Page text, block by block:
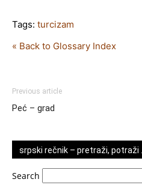
Tags: turcizam
« Back to Glossary Index
Previous article
Peć – grad
srpski rečnik – pretraži, potraži …
Search